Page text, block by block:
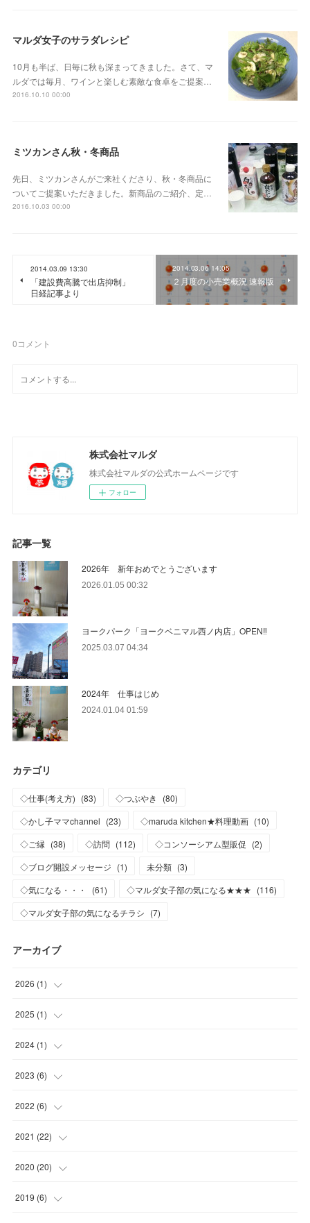
マルダ女子のサラダレシピ
10月も半ば、日毎に秋も深まってきました。さて、マ
ルダでは毎月、ワインと楽しむ素敵な食卓をご提案…
2016.10.10 00:00
ミツカンさん秋・冬商品
先日、ミツカンさんがご来社くださり、秋・冬商品に
ついてご提案いただきました。新商品のご紹介、定…
2016.10.03 00:00
2014.03.09 13:30
「建設費高騰で出店抑制」
日経記事より
2014.03.06 14:05
２月度の小売業概況 速報版
0コメント
株式会社マルダ
株式会社マルダの公式ホームページです
フォロー
記事一覧
2026年 新年おめでとうございます
2026.01.05 00:32
ヨークパーク「ヨークベニマル西ノ内店」OPEN‼
2025.03.07 04:34
2024年 仕事はじめ
2024.01.04 01:59
カテゴリ
◇仕事(考え方) (83) ◇つぶやき (80)
◇かし子ママchannel (23) ◇maruda kitchen★料理動画 (10)
◇ご縁 (38) ◇訪問 (112) ◇コンソーシアム型販促 (2)
◇ブログ開設メッセージ (1) 未分類 (3)
◇気になる・・・
(61) ◇マルダ女子部の気になる★★★ (116)
◇マルダ女子部の気になるチラシ (7)
アーカイブ
2026 (1)
( )
2025 (1)
( )
2024 (1)
( )
2023 (6)
( )
(2
(3
2022 (6)
(2
(1
(
2021 (22)
(1
( )
2020 (20)
( )
2019 (6)